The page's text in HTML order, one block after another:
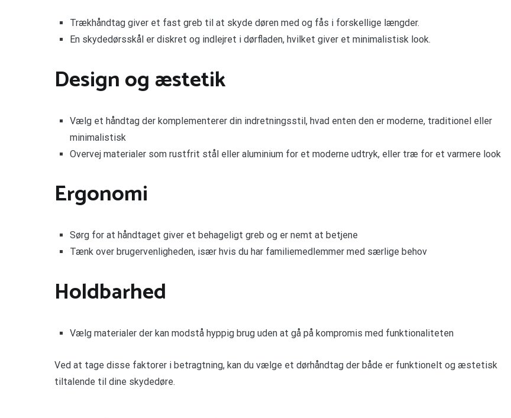
Trækhåndtag giver et fast greb til at skyde døren med og fås i forskellige længder.
En skydedørsskål er diskret og indlejret i dørfladen, hvilket giver et minimalistisk look.
Design og æstetik
Vælg et håndtag der komplementerer din indretningsstil, hvad enten den er moderne, traditionel eller
minimalistisk
Overvej materialer som rustfrit stål eller aluminium for et moderne udtryk, eller træ for et varmere look
Ergonomi
Sørg for at håndtaget giver et behageligt greb og er nemt at betjene
Tænk over brugervenligheden, især hvis du har familiemedlemmer med særlige behov
Holdbarhed
Vælg materialer der kan modstå hyppig brug uden at gå på kompromis med funktionaliteten
Ved at tage disse faktorer i betragtning, kan du vælge et dørhåndtag der både er funktionelt og æstetisk
tiltalende til dine skydedøre.